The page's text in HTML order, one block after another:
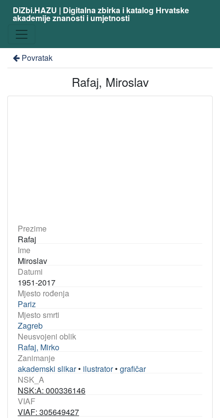
DiZbi.HAZU | Digitalna zbirka i katalog Hrvatske
akademije znanosti i umjetnosti
Povratak
Rafaj, Miroslav
Prezime
Rafaj
Ime
Miroslav
Datumi
1951-2017
Mjesto rođenja
Pariz
Mjesto smrti
Zagreb
Neusvojeni oblik
Rafaj, Mirko
Zanimanje
akademski slikar• ilustrator• grafičar
NSK_A
NSK:A: 000336146
VIAF
VIAF: 305649427